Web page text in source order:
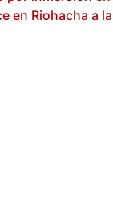
en Riohacha a la